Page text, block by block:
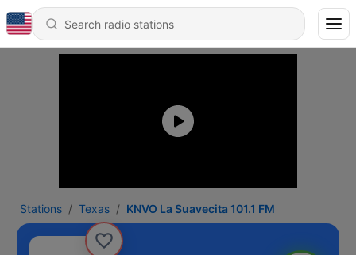
Stations Texas KNVO La Suavecita 101.1 FM